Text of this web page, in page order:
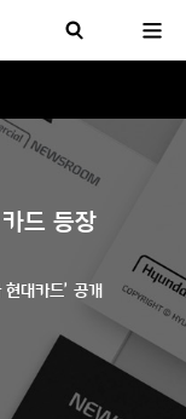
드 등장
대카드’ 공개
능한 수준 준비 마쳐